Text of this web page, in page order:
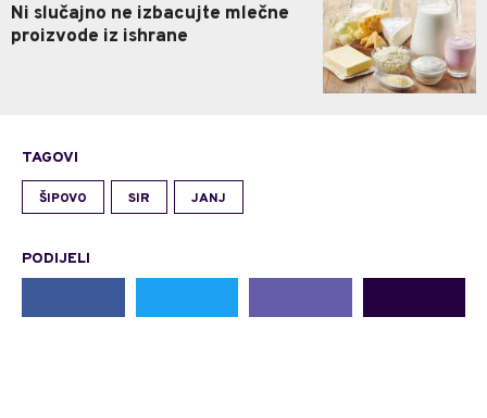
Ni slučajno ne izbacujte mlečne
proizvode iz ishrane
TAGOVI
ŠIPOVO SIR JANJ
PODIJELI